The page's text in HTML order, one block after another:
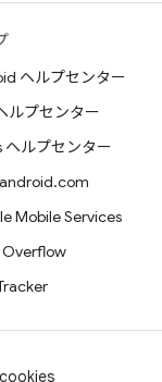
ヘルプセンター
ルプセンター
ヘルプセンター
Mobile Services